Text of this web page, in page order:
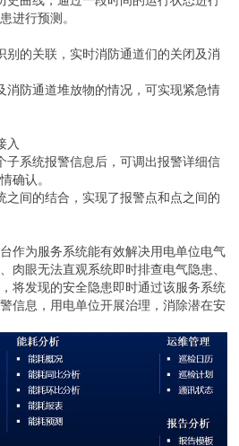
进行预测。
别的关联，实时消防通道们的关闭及消
消防通道堆放物的情况，可实现紧急情
入
子系统报警信息后，可调出报警详细信
确认。
之间的结合，实现了报警点和点之间的
作为服务系统能有效解决用电单位电气
肉眼无法直观系统即时排查电气隐患、
将发现的安全隐患即时通过该服务系统
信息，用电单位开展治理，消除潜在安